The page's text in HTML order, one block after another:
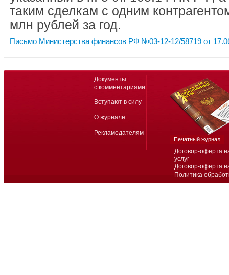
таким сделкам с одним
млн рублей за год.
Письмо Министерства финансов РФ №03-12-12/58719 от
Договор-оферта
услуг
Договор-оферта
Политика
Документы
с комментариями
Вступают в силу
О журнале
Рекламодателям
Печатный журнал